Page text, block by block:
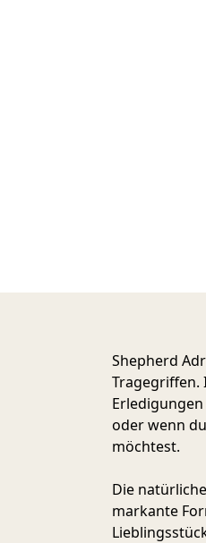
Shepherd
Tragegriffen.
oder wenn
möchtest.
Die
markante